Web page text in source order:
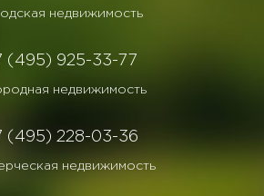
недвижимость
(495) 925-33-77
недвижимость
(495) 228-03-36
недвижимость